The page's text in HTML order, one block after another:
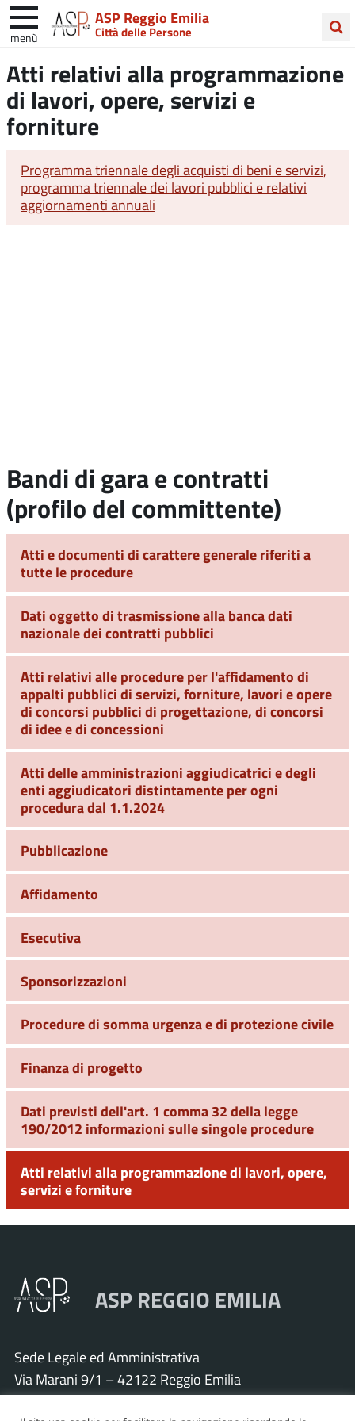
ASP Reggio Emilia
Città delle Persone
menù
nel
sito
Atti relativi alla programmazione
di lavori, opere, servizi e
forniture
Programma triennale degli acquisti di beni e servizi,
programma triennale dei lavori pubblici e relativi
aggiornamenti annuali
Bandi di gara e contratti
(profilo del committente)
Atti e documenti di carattere generale riferiti a
tutte le procedure
Dati oggetto di trasmissione alla banca dati
nazionale dei contratti pubblici
Atti relativi alle procedure per l'affidamento di
appalti pubblici di servizi, forniture, lavori e opere
di concorsi pubblici di progettazione, di concorsi
di idee e di concessioni
Atti delle amministrazioni aggiudicatrici e degli
enti aggiudicatori distintamente per ogni
procedura dal 1.1.2024
Pubblicazione
Affidamento
Esecutiva
Sponsorizzazioni
Procedure di somma urgenza e di protezione civile
Finanza di progetto
Dati previsti dell'art. 1 comma 32 della legge
190/2012 informazioni sulle singole procedure
Atti relativi alla programmazione di lavori, opere,
servizi e forniture
ASP REGGIO EMILIA
Sede Legale ed Amministrativa
Via Marani 9/1 – 42122 Reggio Emilia
Tel. 0522 571011 – Fax 0522 571030